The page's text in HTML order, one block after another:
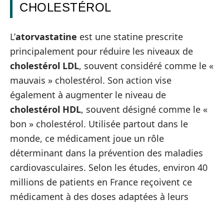
CHOLESTÉROL
L’atorvastatine est une statine prescrite
principalement pour réduire les niveaux de
cholestérol LDL, souvent considéré comme le «
mauvais » cholestérol. Son action vise
également à augmenter le niveau de
cholestérol HDL, souvent désigné comme le «
bon » cholestérol. Utilisée partout dans le
monde, ce médicament joue un rôle
déterminant dans la prévention des maladies
cardiovasculaires. Selon les études, environ 40
millions de patients en France reçoivent ce
médicament à des doses adaptées à leurs